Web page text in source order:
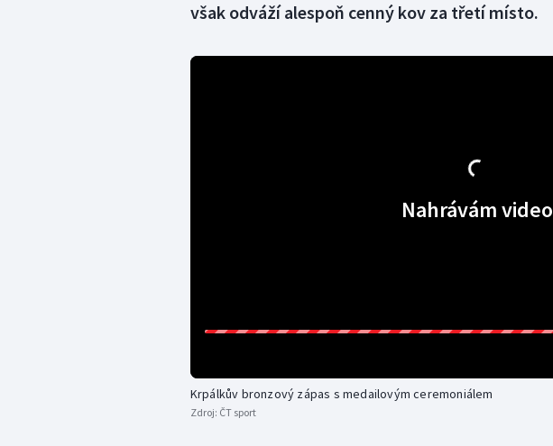
však odváží alespoň cenný kov za třetí místo.
Nahrávám video
Krpálkův bronzový zápas s medailovým ceremoniálem
Zdroj: ČT sport